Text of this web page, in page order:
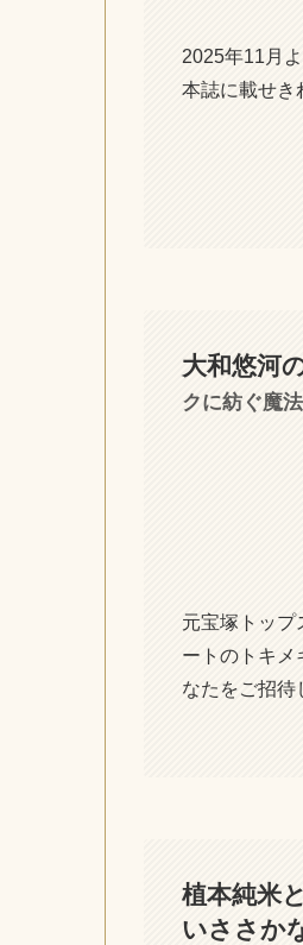
2025年11月よ
本誌に載せき
大和悠河
クに紡ぐ魔
元宝塚トップ
ートのトキメ
なたをご招待
植本純米
いささか